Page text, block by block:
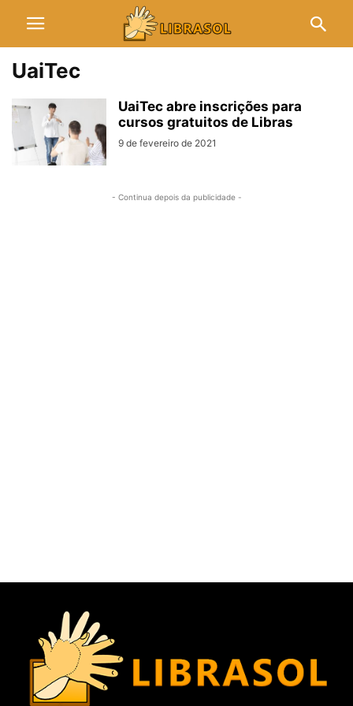
UaiTec
UaiTec abre inscrições para
cursos gratuitos de Libras
9 de fevereiro de 2021
- Continua depois da publicidade -